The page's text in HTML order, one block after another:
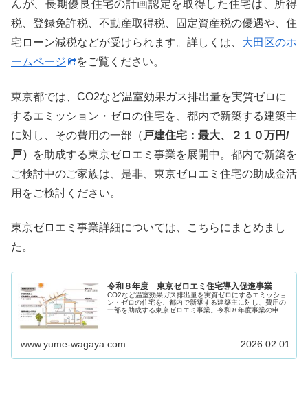
んが、長期優良住宅の計画認定を取得した住宅は、所得
税、登録免許税、不動産取得税、固定資産税の優遇や、住
宅ローン減税などが受けられます。詳しくは、 大田区のホ
ームページ
をご覧ください。
東京都では、CO2など温室効果ガス排出量を実質ゼロに
するエミッション・ゼロの住宅を、都内で新築する建築主
に対し、その費用の一部（ 戸建住宅：最大、２１０万円/
戸）
を助成する東京ゼロエミ事業を展開中。都内で新築を
ご検討中のご家族は、是非、東京ゼロエミ住宅の助成金活
用をご検討ください。
東京ゼロエミ事業詳細については、こちらにまとめまし
た。
令和８年度 東京ゼロエミ住宅導入促進事業
CO2など温室効果ガス排出量を実質ゼロにするエミッショ
ン・ゼロの住宅を、都内で新築する建築主に対し、費用の
一部を助成する東京ゼロエミ事業。令和８年度事業の申請
www.yume-wagaya.com 2026.02.01